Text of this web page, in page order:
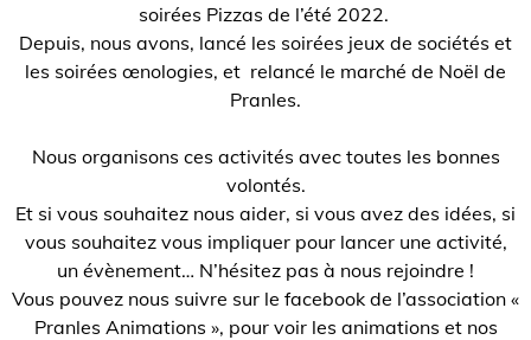
soirées Pizzas de l’été 2022.
Depuis, nous avons, lancé les soirées jeux de sociétés et
les soirées œnologies, et relancé le marché de Noël de
Pranles.
Nous organisons ces activités avec toutes les bonnes
volontés.
Et si vous souhaitez nous aider, si vous avez des idées, si
vous souhaitez vous impliquer pour lancer une activité,
un évènement… N’hésitez pas à nous rejoindre !
Vous pouvez nous suivre sur le facebook de l’association «
Pranles Animations », pour voir les animations et nos